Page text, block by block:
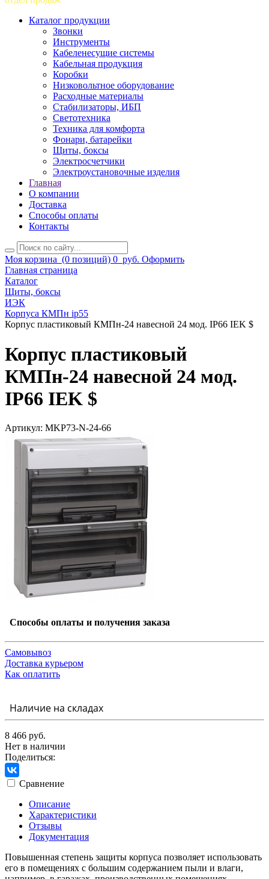
Каталог продукции
Звонки
Инструменты
Кабеленесущие системы
Кабельная продукция
Коробки
Низковольтное оборудование
Расходные материалы
Стабилизаторы, ИБП
Светотехника
Техника для комфорта
Фонари, батарейки
Щиты, боксы
Электросчетчики
Электроустановочные изделия
Главная
О компании
Доставка
Способы оплаты
Контакты
Моя корзина (0 позиций) 0 руб. Оформить
Главная страница
Каталог
Щиты, боксы
ИЭК
Корпуса КМПн ip55
Корпус пластиковый КМПн-24 навесной 24 мод. IP66 IEK $
Корпус пластиковый
КМПн-24 навесной 24 мод.
IP66 IEK $
Артикул: MKP73-N-24-66
Способы оплаты и получения заказа
Самовывоз
Доставка курьером
Как оплатить
Наличие на складах
8 466 руб.
Нет в наличии
Поделиться:
Сравнение
Описание
Характеристики
Отзывы
Документация
Повышенная степень защиты корпуса позволяет использовать
его в помещениях с большим содержанием пыли и влаги,